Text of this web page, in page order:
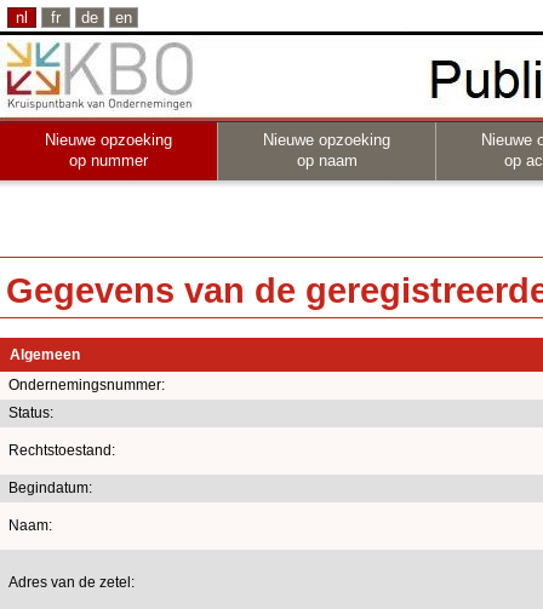
nl fr de en
Nieuwe opzoeking
op nummer
Nieuwe opzoeking
op naam
Nieuwe
op
Gegevens van de
Algemeen
Ondernemingsnummer:
Status:
Rechtstoestand:
Begindatum:
Naam:
Adres van de zetel: